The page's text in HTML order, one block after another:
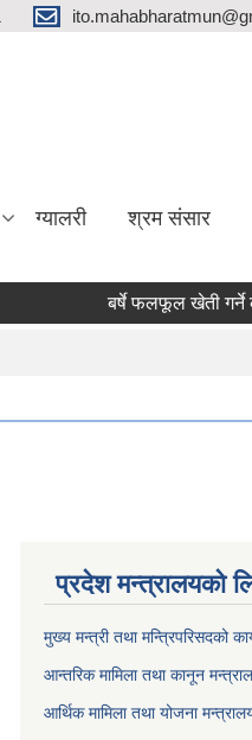
ग्यालरी श्रम संसार
बर्षे फलफूल खेती गर्ने
प्रदेश मन्त्रालयको
मुख्य मन्त्री तथा मन्त्रिपरिसदको
आन्तरिक मामिला तथा कानून
आर्थिक मामिला तथा योजना